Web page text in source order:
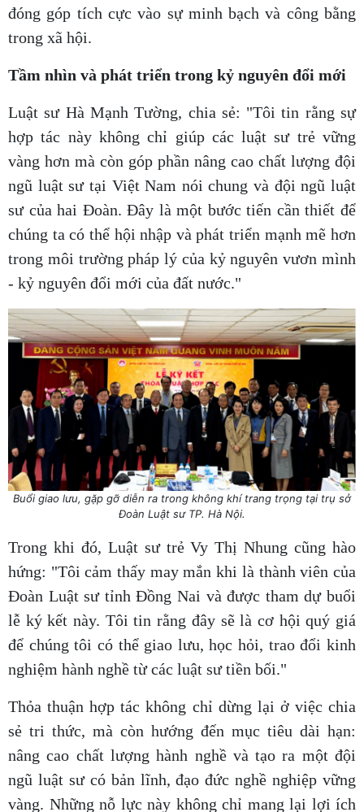
đóng góp tích cực vào sự minh bạch và công bằng
trong xã hội.
Tầm nhìn và phát triển trong kỷ nguyên đổi mới
Luật sư Hà Mạnh Tường, chia sẻ: "Tôi tin rằng sự
hợp tác này không chỉ giúp các luật sư trẻ vững
vàng hơn mà còn góp phần nâng cao chất lượng đội
ngũ luật sư tại Việt Nam nói chung và đội ngũ luật
sư của hai Đoàn. Đây là một bước tiến cần thiết để
chúng ta có thể hội nhập và phát triển mạnh mẽ hơn
trong môi trường pháp lý của kỷ nguyên vươn mình
- kỷ nguyên đổi mới của đất nước."
Buổi giao lưu, gặp gỡ diễn ra trong không khí trang trọng tại trụ sở
Đoàn Luật sư TP. Hà Nội.
Trong khi đó, Luật sư trẻ Vy Thị Nhung cũng hào
hứng: "Tôi cảm thấy may mắn khi là thành viên của
Đoàn Luật sư tỉnh Đồng Nai và được tham dự buổi
lễ ký kết này. Tôi tin rằng đây sẽ là cơ hội quý giá
để chúng tôi có thể giao lưu, học hỏi, trao đổi kinh
nghiệm hành nghề từ các luật sư tiền bối."
Thỏa thuận hợp tác không chỉ dừng lại ở việc chia
sẻ tri thức, mà còn hướng đến mục tiêu dài hạn:
nâng cao chất lượng hành nghề và tạo ra một đội
ngũ luật sư có bản lĩnh, đạo đức nghề nghiệp vững
vàng. Những nỗ lực này không chỉ mang lại lợi ích